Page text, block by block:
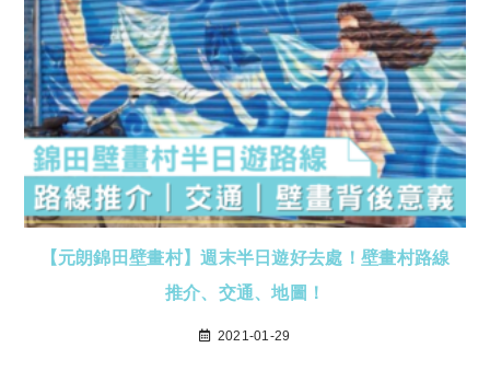
【元朗錦田壁畫村】週末半日遊好去處！壁畫村路線
推介、交通、地圖！
2021-01-29